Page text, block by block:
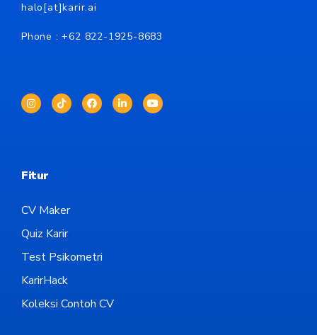
halo[at]karir.ai
Phone : +62 822-1925-8683
Fitur
CV Maker
Quiz Karir
Test Psikometri
KarirHack
Koleksi Contoh CV